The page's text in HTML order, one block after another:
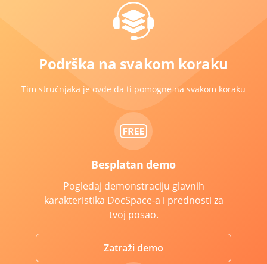
Podrška na svakom koraku
Tim stručnjaka je ovde da ti pomogne na svakom koraku
Besplatan demo
Pogledaj demonstraciju glavnih
karakteristika DocSpace-a i prednosti za
tvoj posao.
Zatraži demo